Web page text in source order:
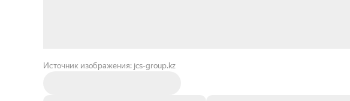
Источник изображения: jcs-group.kz